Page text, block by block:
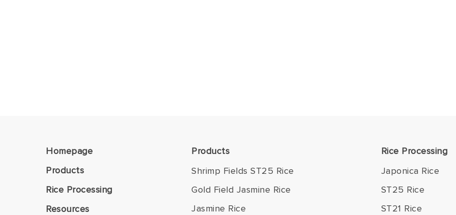
Homepage
Products
Rice Processing
Resources
Products
Shrimp Fields ST25 Rice
Gold Field Jasmine Rice
Jasmine Rice
Rice Processing
Japonica Rice
ST25 Rice
ST21 Rice